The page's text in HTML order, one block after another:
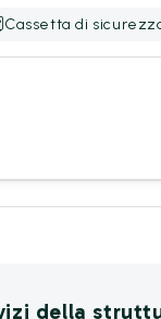
Cassetta di
della